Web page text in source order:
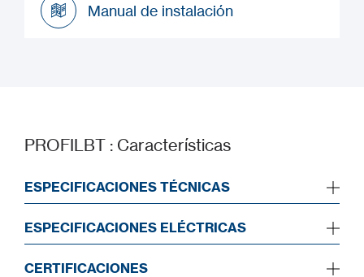
Manual de instalación
PROFILBT : Características
ESPECIFICACIONES TÉCNICAS
ESPECIFICACIONES ELÉCTRICAS
CERTIFICACIONES